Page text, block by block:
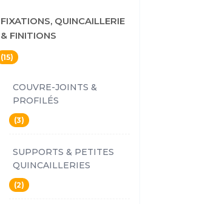
FIXATIONS, QUINCAILLERIE
& FINITIONS
(15)
COUVRE-JOINTS &
PROFILÉS
(3)
SUPPORTS & PETITES
QUINCAILLERIES
(2)